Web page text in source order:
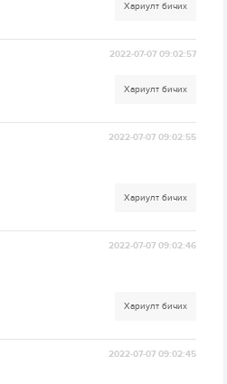
Хариулт бичих
2022-07-07 09:02:57
Хариулт бичих
2022-07-07 09:02:55
Хариулт бичих
2022-07-07 09:02:46
Хариулт бичих
2022-07-07 09:02:45